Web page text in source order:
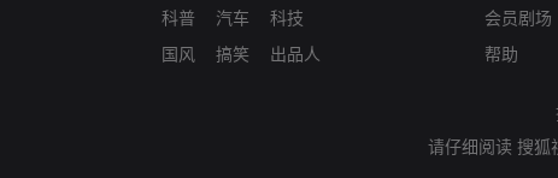
科普
国风
汽车
搞笑
科技
出品人
会员剧场
帮助
请仔细阅读 搜狐